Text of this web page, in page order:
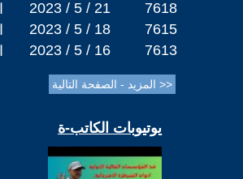
2023 / 5 / 21 7618
2023 / 5 / 18 7615
2023 / 5 / 16 7613
يوتيوبات الكاتب-ة